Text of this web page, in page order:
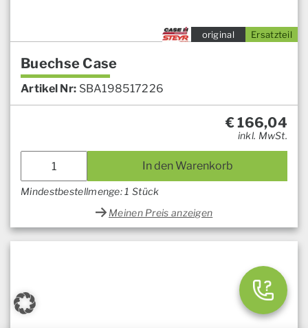
Ersatzteil
original
Buechse Case
Artikel Nr: SBA198517226
€166,04
inkl. MwSt.
In den Warenkorb
Mindestbestellmenge: 1 Stück
Meinen Preis anzeigen